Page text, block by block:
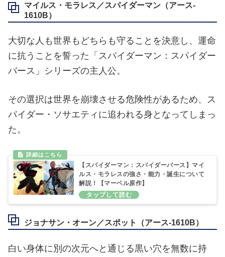
マイルス・モラレス／スパイダーマン（アース‐
1610B）
大切な人も世界もどちらも守ることを決意し、運命
に抗うことを誓った「スパイダーマン：スパイダー
バース」シリーズの主人公。
その選択は世界を崩壊させる危険性があるため、ス
パイダー・ソサエティに追われる身となってしまっ
た。
【スパイダーマン：スパイダーバース】マイ
ルス・モラレスの強さ・能力・誕生について
解説！【マーベル原作】
ジョナサン・オーン／スポット（アース‐1610B）
白い身体に別の次元へと通じる黒い穴を無数に持